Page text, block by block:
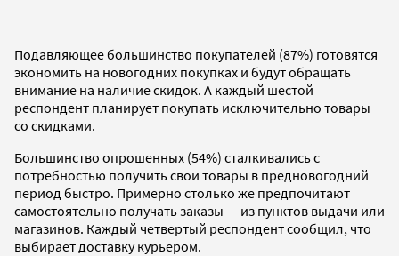
Подавляющее большинство покупателей (87%) готовятся
экономить на новогодних покупках и будут обращать
внимание на наличие скидок. А каждый шестой
респондент планирует покупать исключительно товары
со скидками.
Большинство опрошенных (54%) сталкивались с
потребностью получить свои товары в предновогодний
период быстро. Примерно столько же предпочитают
самостоятельно получать заказы — из пунктов выдачи или
магазинов. Каждый четвертый респондент сообщил, что
выбирает доставку курьером.